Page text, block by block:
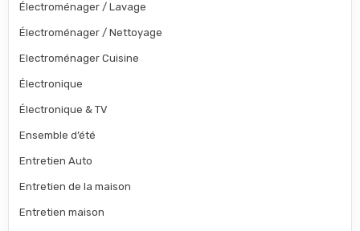
Électroménager / Lavage
Électroménager / Nettoyage
Electroménager Cuisine
Électronique
Électronique & TV
Ensemble d’été
Entretien Auto
Entretien de la maison
Entretien maison